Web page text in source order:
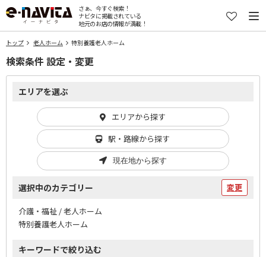
さぁ、今すぐ検索！
ナビタに掲載されている
地元のお店の情報が満載！
トップ 老人ホーム 特別養護老人ホーム
検索条件 設定・変更
エリアを選ぶ
エリアから探す
駅・路線から探す
現在地から探す
選択中のカテゴリー 変更
介護・福祉 / 老人ホーム
特別養護老人ホーム
キーワードで絞り込む